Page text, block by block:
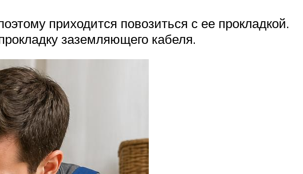
приходится повозиться с ее прокладкой.
заземляющего кабеля.